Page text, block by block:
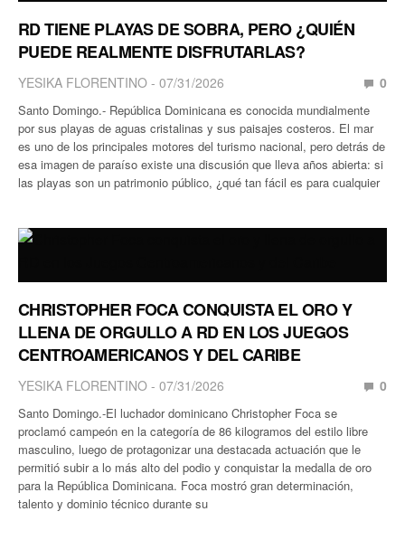
RD TIENE PLAYAS DE SOBRA, PERO ¿QUIÉN
PUEDE REALMENTE DISFRUTARLAS?
YESIKA FLORENTINO 07/31/2026 0
Santo Domingo.- República Dominicana es conocida mundialmente
por sus playas de aguas cristalinas y sus paisajes costeros. El mar
es uno de los principales motores del turismo nacional, pero detrás de
esa imagen de paraíso existe una discusión que lleva años abierta: si
las playas son un patrimonio público, ¿qué tan fácil es para cualquier
CHRISTOPHER FOCA CONQUISTA EL ORO Y
LLENA DE ORGULLO A RD EN LOS JUEGOS
CENTROAMERICANOS Y DEL CARIBE
YESIKA FLORENTINO 07/31/2026 0
Santo Domingo.-El luchador dominicano Christopher Foca se
proclamó campeón en la categoría de 86 kilogramos del estilo libre
masculino, luego de protagonizar una destacada actuación que le
permitió subir a lo más alto del podio y conquistar la medalla de oro
para la República Dominicana. Foca mostró gran determinación,
talento y dominio técnico durante su